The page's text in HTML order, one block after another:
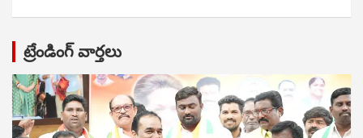
ట్రేండింగ్ వార్తలు